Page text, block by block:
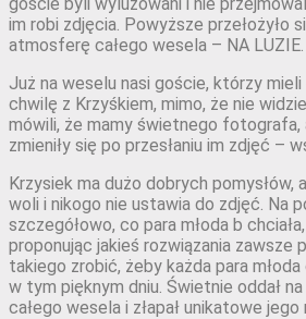
im robi zdjęcia. Powyższe przełożyło
atmosferę całego wesela – NA LUZIE.
Już na weselu nasi goście, którzy
chwilę z Krzyśkiem, mimo, że nie
mówili, że mamy świetnego fotografa,
zmieniły się po przesłaniu im zdjęć –
Krzysiek ma dużo dobrych pomysłów,
woli i nikogo nie ustawia do zdjęć. Na
szczegółowo, co para młoda b
proponując jakieś rozwiązania zawsze
takiego zrobić, żeby każda para
w tym pięknym dniu. Świetnie oddał
całego wesela i złapał unikatowe